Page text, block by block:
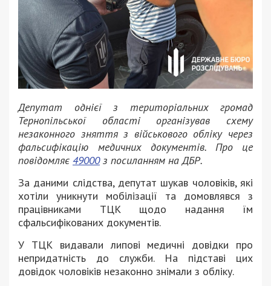
Депутат однієї з територіальних громад
Тернопільської області організував схему
незаконного зняття з військового обліку через
фальсифікацію медичних документів. Про це
повідомляє 49000з посиланням на ДБР.
За даними слідства, депутат шукав чоловіків, які
хотіли уникнути мобілізації та домовлявся з
працівниками ТЦК щодо надання їм
сфальсифікованих документів.
У ТЦК видавали липові медичні довідки про
непридатність до служби. На підставі цих
довідок чоловіків незаконно знімали з обліку.